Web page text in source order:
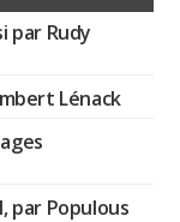
par Rudy
Lénack
par Populous